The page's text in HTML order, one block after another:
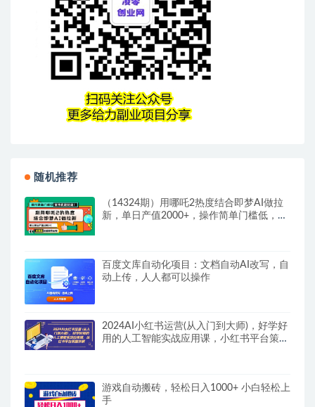
随机推荐
（14324期）用哪吒2热度结合即梦AI做拉
新，单日产值2000+，操作简单门槛低，有
百度文库自动化项目：文档自动AI改写，自
动上传，人人都可以操作
2024AI小红书运营(从入门到大师)，好学好
用的人工智能实战应用课，小红书平台策略
游戏自动搬砖，轻松日入1000+ 小白轻松上
手